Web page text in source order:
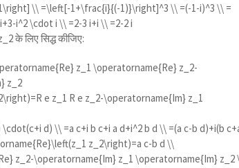
\\ =\left[-1+\frac{i}{(-1)}\right]^3 \\ =(-1-i)^3 \\ =
i^2 \cdot i \\ =2-3 i+i \\ =2-2 i
के लिए सिद्ध कीजिए:
z_1 \operatorname{Re} z_2-
z_2
e z_1 R e z_2-\operatorname{Im} z_1
d) \\ =a c+i b c+i a d+i^2 b d \\ =(a c-b d)+i(b
z_2\right)=a c-b d \\
z_2-\operatorname{Im} z_1 \operatorname{Im} z_2